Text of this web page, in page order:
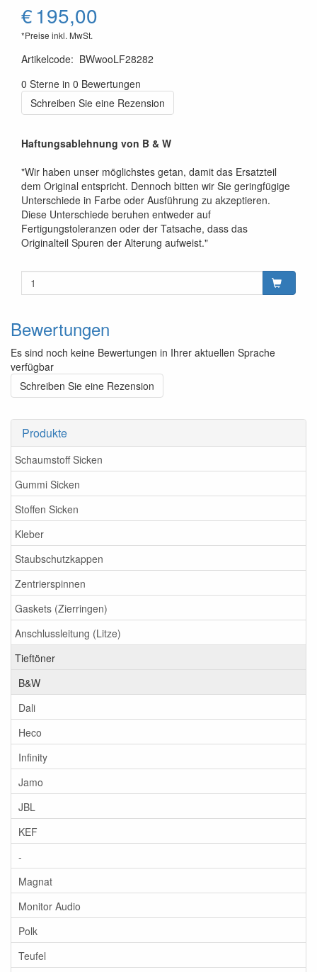
Produkte
Schaumstoff Sicken
Gummi Sicken
Stoffen Sicken
Kleber
Staubschutzkappen
Zentrierspinnen
Gaskets (Zierringen)
Anschlussleitung (Litze)
Tieftöner
B&W
Dali
Heco
Infinity
Jamo
JBL
KEF
-
Magnat
Monitor Audio
Polk
Teufel
€195,00
*Preise inkl. MwSt.
Artikelcode: BWwooLF28282
0 Sterne in 0 Bewertungen
Schreiben Sie eine Rezension
Haftungsablehnung von B & W
"Wir haben unser möglichstes getan, damit das Ersatzteil
dem Original entspricht. Dennoch bitten wir Sie geringfügige
Unterschiede in Farbe oder Ausführung zu akzeptieren.
Diese Unterschiede beruhen entweder auf
Fertigungstoleranzen oder der Tatsache, dass das
Originalteil Spuren der Alterung aufweist."
Bewertungen
Es sind noch keine Bewertungen in Ihrer aktuellen Sprache
verfügbar
Schreiben Sie eine Rezension